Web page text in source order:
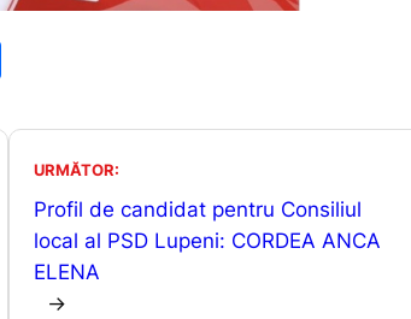
ta
URMĂTOR:
Profil de candidat pentru Consiliul
local al PSD Lupeni: CORDEA ANCA
ELENA
→